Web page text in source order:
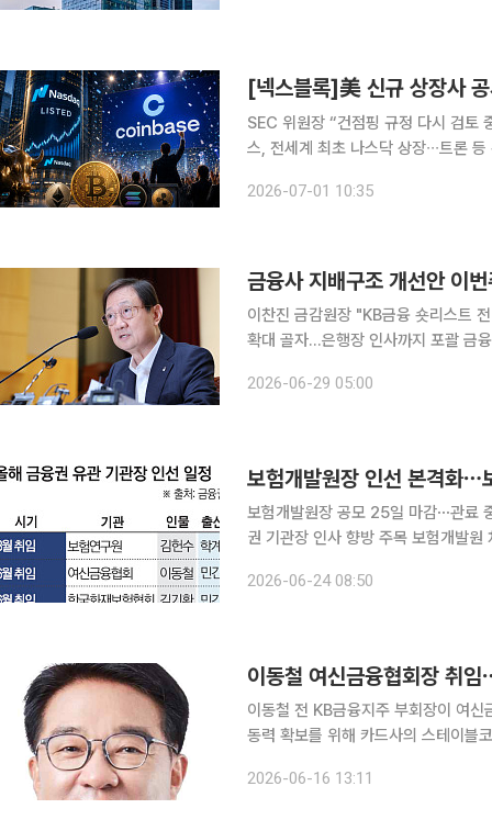
SEC 위원장 “건점핑 규정 다시 검토
스, 전세계 최초 나스닥 상장∙∙∙트론
2026-07-01 10:35
금융사 지배구조 개선안 이
이찬진 금감원장 "KB금융 숏리스트
확대 골자…은행장 인사까지 포괄 금융당국의 강력한 '금융회사 지배구조 개선안' 발표가 초읽기에
최고경영자(CEO) 선임 절차의 투명
2026-06-29 05:00
보험개발원장 인선 본격화⋯
보험개발원장 공모 25일 마감⋯관료
권 기관장 인사 향방 주목 보험개발원 차기 원장 인선 절차가 본격화되면서 하반기 보험권 유관기관
등 주요 금융 유관기관 수장에 민간
2026-06-24 08:50
이동철 여신금융협회장 취
이동철 전 KB금융지주 부회장이 여
동력 확보를 위해 카드사의 스테이블
부회장을 제14대 회장으로 선임했다
2026-06-16 13:11